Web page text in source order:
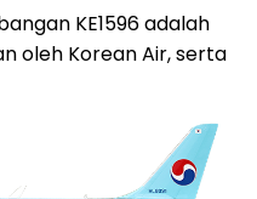
KE1596 adalah
oleh Korean Air, serta